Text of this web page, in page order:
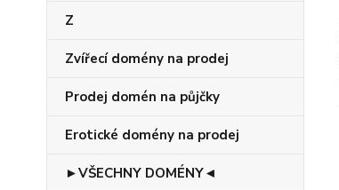
Z
Zvířecí domény na prodej
Prodej domén na půjčky
Erotické domény na prodej
►VŠECHNY DOMÉNY◄